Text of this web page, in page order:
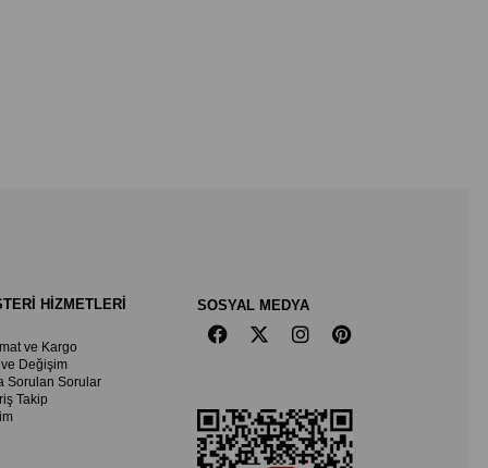
HİZMETLERİ
ve Kargo
Değişim
Sorulan Sorular
Takip
SOSYAL MEDYA